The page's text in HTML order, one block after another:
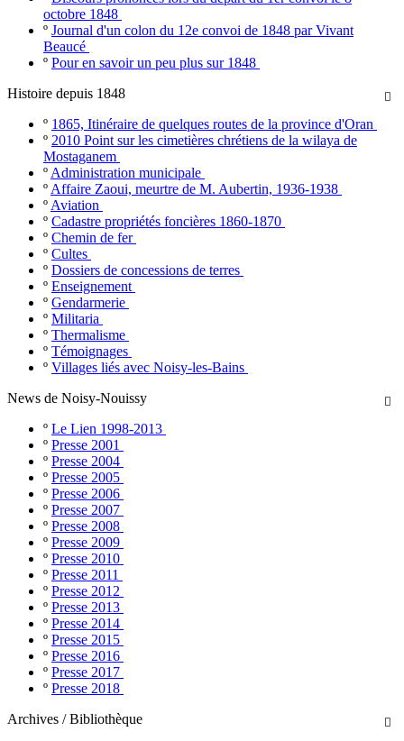
octobre 1848
º Journal d'un colon du 12e convoi de 1848 par Vivant
Beaucé
º Pour en savoir un peu plus sur 1848

Histoire depuis 1848
º 1865, Itinéraire de quelques routes de la province d'Oran
º 2010 Point sur les cimetières chrétiens de la wilaya de
Mostaganem
º Administration municipale
º Affaire Zaoui, meurtre de M. Aubertin, 1936-1938
º Aviation
º Cadastre propriétés foncières 1860-1870
º Chemin de fer
º Cultes
º Dossiers de concessions de terres
º Enseignement
º Gendarmerie
º Militaria
º Thermalisme
º Témoignages
º Villages liés avec Noisy-les-Bains

News de Noisy-Nouissy
º Le Lien 1998-2013
º Presse 2001
º Presse 2004
º Presse 2005
º Presse 2006
º Presse 2007
º Presse 2008
º Presse 2009
º Presse 2010
º Presse 2011
º Presse 2012
º Presse 2013
º Presse 2014
º Presse 2015
º Presse 2016
º Presse 2017
º Presse 2018

Archives / Bibliothèque